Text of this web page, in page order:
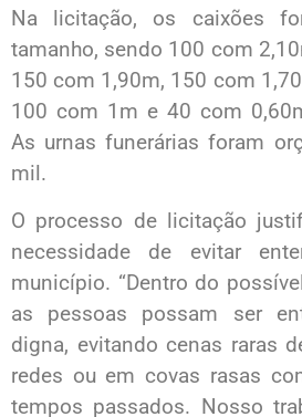
Na licitação, os caixões
tamanho, sendo 100 com
150 com 1,90m, 150 com
100 com 1m e 40 com
As urnas funerárias foram
mil.
O processo de licitação
necessidade de evitar
município. “Dentro do
as pessoas possam ser
digna, evitando cenas raras
redes ou em covas rasas
tempos passados. Nosso